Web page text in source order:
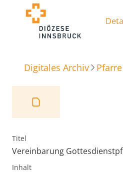
Digitales Archiv
Titel
Vereinbarung
Inhalt